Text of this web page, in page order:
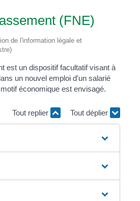
(FNE)
de l'information légale et
est un dispositif facultatif visant à
un nouvel emploi d'un salarié
économique est envisagé.
Tout replier Tout déplier